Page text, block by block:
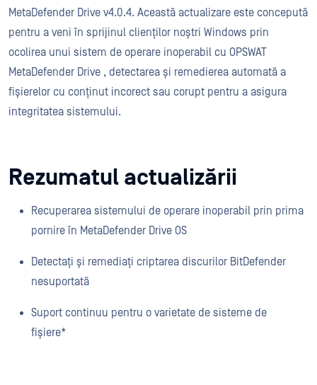
MetaDefender Drive v4.0.4. Această actualizare este concepută
pentru a veni în sprijinul clienților noștri Windows prin
ocolirea unui sistem de operare inoperabil cu OPSWAT
MetaDefender Drive , detectarea și remedierea automată a
fișierelor cu conținut incorect sau corupt pentru a asigura
integritatea sistemului.
Rezumatul actualizării
Recuperarea sistemului de operare inoperabil prin prima
pornire în MetaDefender Drive OS
Detectați și remediați criptarea discurilor BitDefender
nesuportată
Suport continuu pentru o varietate de sisteme de
fișiere*